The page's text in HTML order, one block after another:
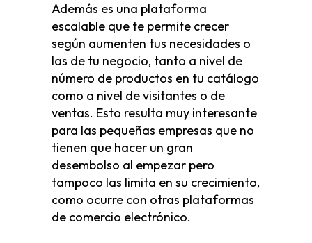
Además es una plataforma
escalable que te permite crecer
según aumenten tus necesidades o
las de tu negocio, tanto a nivel de
número de productos en tu catálogo
como a nivel de visitantes o de
ventas. Esto resulta muy interesante
para las pequeñas empresas que no
tienen que hacer un gran
desembolso al empezar pero
tampoco las limita en su crecimiento,
como ocurre con otras plataformas
de comercio electrónico.